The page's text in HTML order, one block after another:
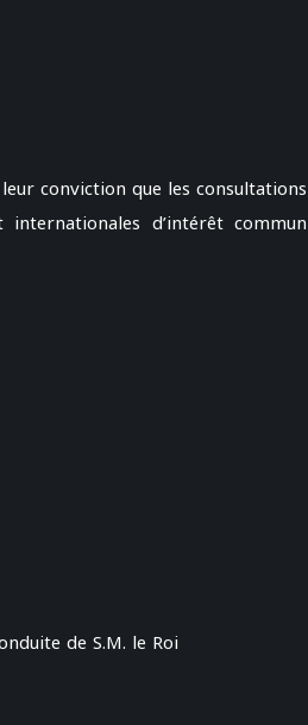
conviction que les consultations
d’intérêt commun
de S.M. le Roi